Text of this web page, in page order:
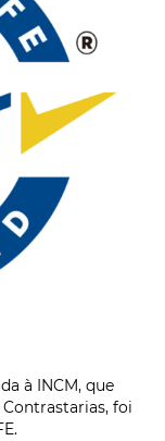
à INCM, que
foi